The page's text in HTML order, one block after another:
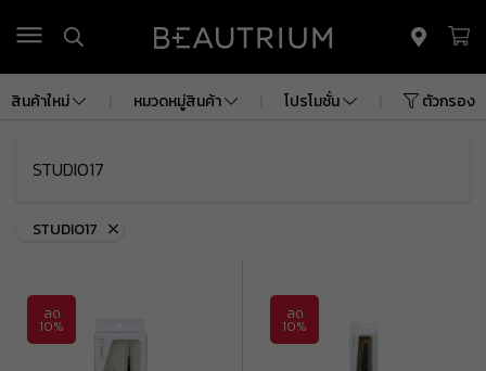
รถเข็น (0)
ค่าจัดส่ง
สินค้าใหม่ หมวดหมู่สินค้า โปรโมชั่น ตัวกรอง
STUDIO17
STUDIO17
ลด
10%
ลด
10%